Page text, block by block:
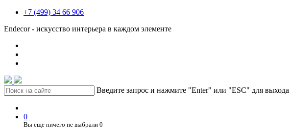
+7 (499) 34 66 906
Endecor - искусство интерьера в каждом элементе
Введите запрос и нажмите "Enter" или "ESC" для выхода
0
Вы еще ничего не выбрали 0